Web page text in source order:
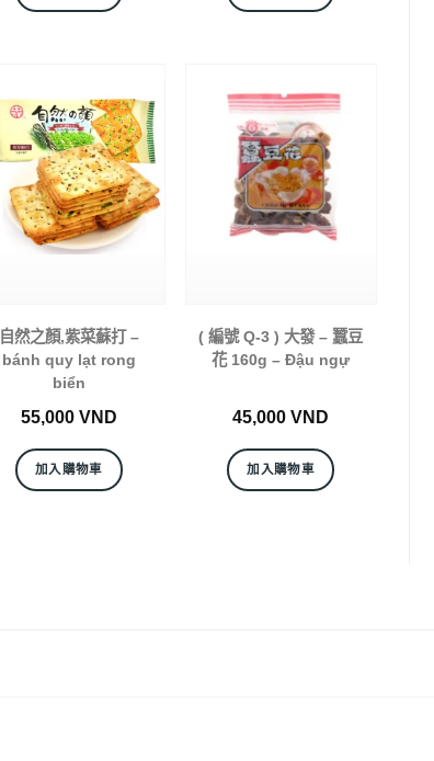
自然之顏,紫菜蘇打 –
bánh quy lạt rong
biển
55,000 VND
加入購物車
( 編號 Q-3 ) 大發 – 蠶豆
花 160g – Đậu ngự
45,000VND
加入購物車